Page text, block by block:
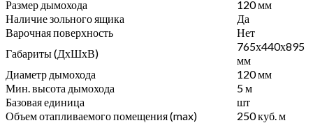
Размер дымохода
120 мм
Наличие зольного ящика
Да
Варочная поверхность
Нет
Габариты (ДхШхВ)
765х440х895
мм
Диаметр дымохода
120 мм
Мин. высота дымохода
5 м
Базовая единица
шт
Объем отапливаемого помещения (max)
250 куб. м